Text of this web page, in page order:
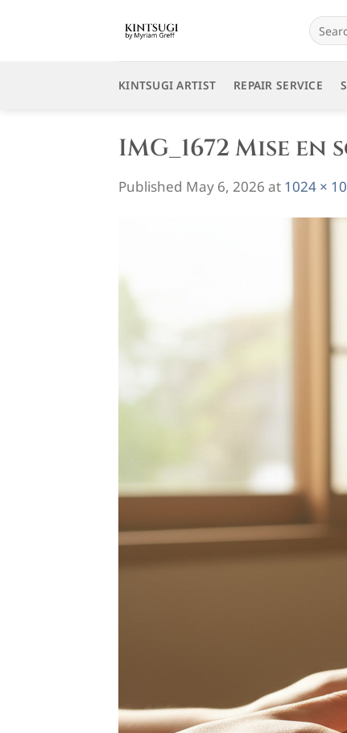
Search
for:
KINTSUGI ARTIST REPAIR SERVICE
IMG_1672 Mise
Published May 6, 2026 at 1024 ×